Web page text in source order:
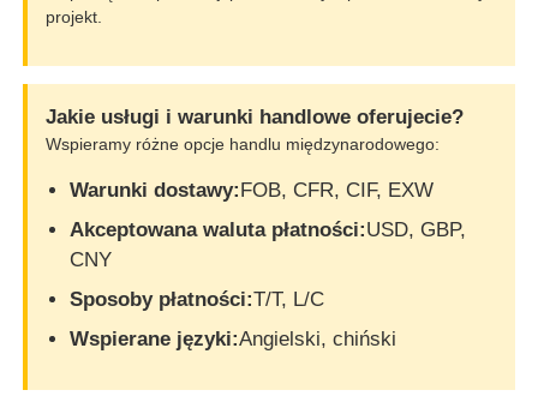
projekt.
Jakie usługi i warunki handlowe oferujecie?
Wspieramy różne opcje handlu międzynarodowego:
Warunki dostawy:FOB, CFR, CIF, EXW
Akceptowana waluta płatności:USD, GBP,
CNY
Sposoby płatności:T/T, L/C
Wspierane języki:Angielski, chiński